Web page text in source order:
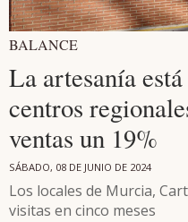
BALANCE
La artesanía
centros
ventas un 19%
SÁBADO, 08 DE JUNIO DE 2024
Los locales de Murcia,
visitas en cinco meses